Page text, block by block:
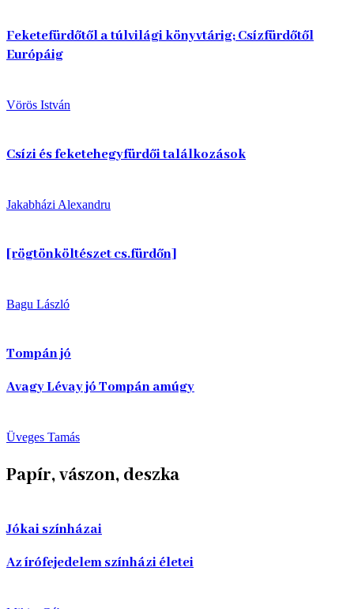
Feketefürdőtől a túlvilági könyvtárig; Csízfürdőtől
Európáig
Vörös István
Csízi és feketehegyfürdői találkozások
Jakabházi Alexandru
[rögtönköltészet cs.fürdőn]
Bagu László
Tompán jó
Avagy Lévay jó Tompán amúgy
Üveges Tamás
Papír, vászon, deszka
Jókai színházai
Az írófejedelem színházi életei